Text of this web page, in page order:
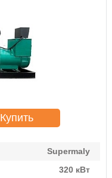
Купить
Supermaly
320 кВт